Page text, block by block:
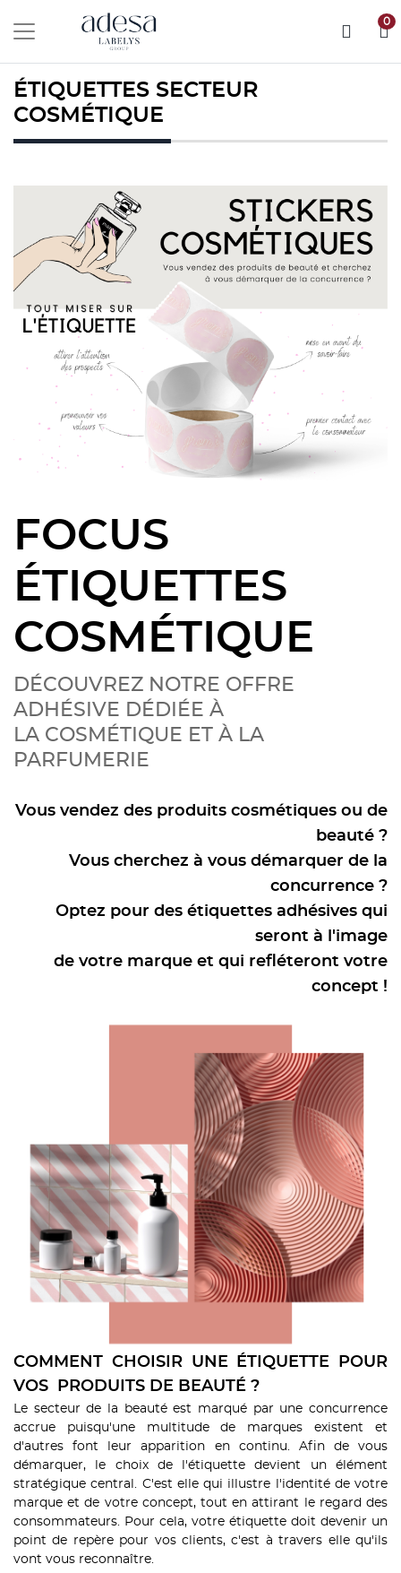
0
ÉTIQUETTES SECTEUR
COSMÉTIQUE
FOCUS
ÉTIQUETTES
COSMÉTIQUE
DÉCOUVREZ NOTRE OFFRE
ADHÉSIVE DÉDIÉE À
LA COSMÉTIQUE ET À LA
PARFUMERIE
Vous vendez des produits cosmétiques ou de
beauté ?
Vous cherchez à vous démarquer de la
concurrence ?
Optez pour des étiquettes adhésives qui
seront à l'image
de votre marque et qui refléteront votre
concept !
COMMENT CHOISIR UNE ÉTIQUETTE POUR
VOS PRODUITS DE BEAUTÉ ?
Le secteur de la beauté est marqué par une concurrence
accrue puisqu'une multitude de marques existent et
d'autres font leur apparition en continu. Afin de vous
démarquer, le choix de l'étiquette devient un élément
stratégique central. C'est elle qui illustre l'identité de votre
marque et de votre concept, tout en attirant le regard des
consommateurs. Pour cela, votre étiquette doit devenir un
point de repère pour vos clients, c'est à travers elle qu'ils
vont vous reconnaître.